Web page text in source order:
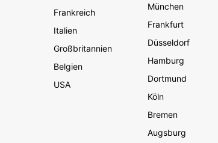
Frankreich
Italien
Großbritannien
Belgien
USA
München
Frankfurt
Düsseldorf
Hamburg
Dortmund
Köln
Bremen
Augsburg